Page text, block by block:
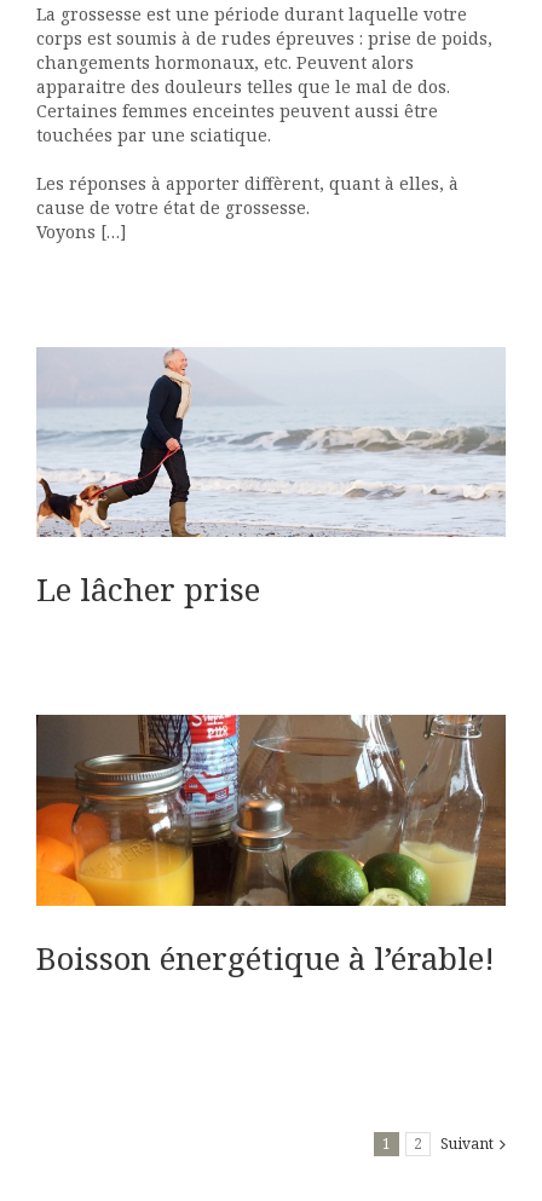
La grossesse est une période durant laquelle votre
corps est soumis à de rudes épreuves : prise de poids,
changements hormonaux, etc. Peuvent alors
apparaitre des douleurs telles que le mal de dos.
Certaines femmes enceintes peuvent aussi être
touchées par une sciatique.
Les réponses à apporter diffèrent, quant à elles, à
cause de votre état de grossesse.
Voyons […]
Le lâcher prise
Boisson énergétique à l’érable!
1 2 Suivant